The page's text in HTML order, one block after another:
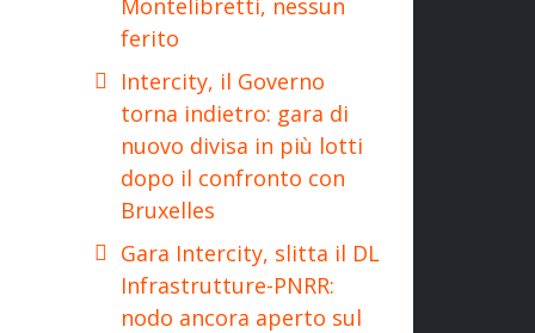
ferito
Intercity, il Governo
torna indietro: gara di
nuovo divisa in più lotti
dopo il confronto con
Bruxelles
Gara Intercity, slitta il DL
Infrastrutture-PNRR:
nodo ancora aperto sul